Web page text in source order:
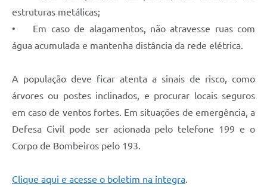
estruturas metálicas;
• Em caso de alagamentos, não atravesse ruas com
água acumulada e mantenha distância da rede elétrica.
A população deve ficar atenta a sinais de risco, como
árvores ou postes inclinados, e procurar locais seguros
em caso de ventos fortes. Em situações de emergência, a
Defesa Civil pode ser acionada pelo telefone 199 e o
Corpo de Bombeiros pelo 193.
Clique aqui e acesse o boletim na íntegra.